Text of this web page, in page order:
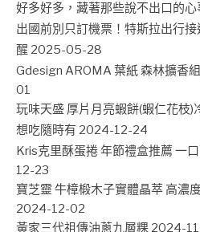
好多好多，藏著那些說不出口的心
出國前別只訂機票！特斯拉出行
醒 2025-05-28
Gdesign AROMA 葉紙 森林擴香
01
玩味天盛 厚片月亮蝦餅(蝦仁花枝)
想吃隨時有 2024-12-24
Kris克里酥蛋捲 年節禮盒推薦 一
12-23
寶芝靈 牛樟椴木子實體晶萃 高濃
2024-12-02
黃家三代祖傳油蔥九層粿 2024-